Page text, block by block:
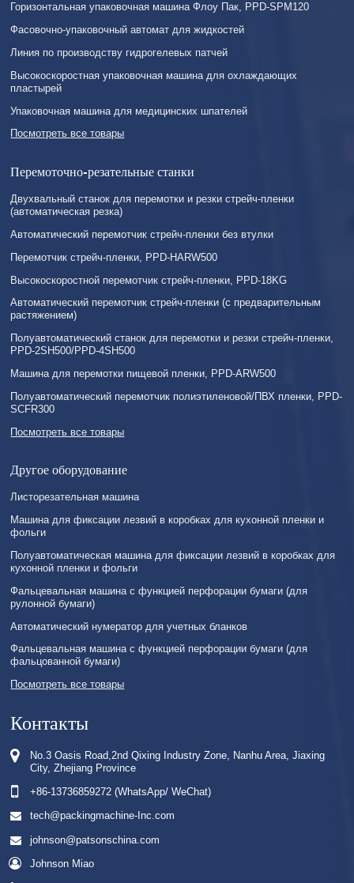
Горизонтальная упаковочная машина Флоу Пак, PPD-SPM120
Фасовочно-упаковочный автомат для жидкостей
Линия по производству гидрогелевых патчей
Высокоскоростная упаковочная машина для охлаждающих
пластырей
Упаковочная машина для медицинских шпателей
Посмотреть все товары
Перемоточно-резательные станки
Двухвальный станок для перемотки и резки стрейч-пленки
(автоматическая резка)
Автоматический перемотчик стрейч-пленки без втулки
Перемотчик стрейч-пленки, PPD-HARW500
Высокоскоростной перемотчик стрейч-пленки, PPD-18KG
Автоматический перемотчик стрейч-пленки (с предварительным
растяжением)
Полуавтоматический станок для перемотки и резки стрейч-пленки,
PPD-2SH500/PPD-4SH500
Машина для перемотки пищевой пленки, PPD-ARW500
Полуавтоматический перемотчик полиэтиленовой/ПВХ пленки, PPD-
SCFR300
Посмотреть все товары
Другое оборудование
Листорезательная машина
Машина для фиксации лезвий в коробках для кухонной пленки и
фольги
Полуавтоматическая машина для фиксации лезвий в коробках для
кухонной пленки и фольги
Фальцевальная машина с функцией перфорации бумаги (для
рулонной бумаги)
Автоматический нумератор для учетных бланков
Фальцевальная машина с функцией перфорации бумаги (для
фальцованной бумаги)
Посмотреть все товары
Контакты
No.3 Oasis Road,2nd Qixing Industry Zone, Nanhu Area, Jiaxing
City, Zhejiang Province
+86-13736859272 (WhatsApp/ WeChat)
tech@packingmachine-Inc.com
johnson@patsonschina.com
Johnson Miao